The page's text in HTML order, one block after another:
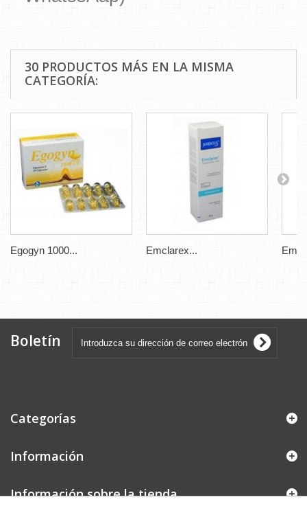
30 PRODUCTOS MÁS EN LA MISMA
CATEGORÍA:
Egogyn 1000... Emclarex...
Boletín
Categorías
Información
Información sobre la tienda